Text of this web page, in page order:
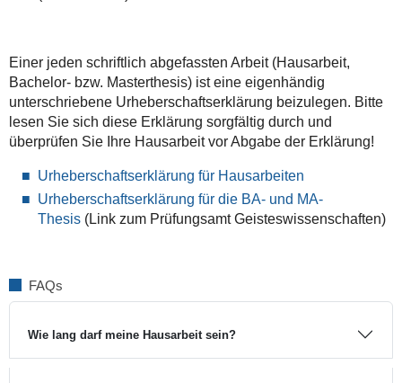
Einer jeden schriftlich abgefassten Arbeit (Hausarbeit,
Bachelor- bzw. Masterthesis) ist eine eigenhändig
unterschriebene Urheberschaftserklärung beizulegen. Bitte
lesen Sie sich diese Erklärung sorgfältig durch und
überprüfen Sie Ihre Hausarbeit vor Abgabe der Erklärung!
Urheberschaftserklärung für Hausarbeiten
Urheberschaftserklärung für die BA- und MA-
Thesis(Link zum Prüfungsamt Geisteswissenschaften)
FAQs
Wie lang darf meine Hausarbeit sein?